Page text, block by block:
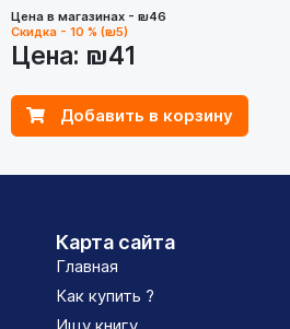
Цена в магазинах - ₪46
Скидка - 10 % (₪5)
Цена: ₪41
Добавить в корзину
Карта сайта
Главная
Как купить ?
Ищу книгу